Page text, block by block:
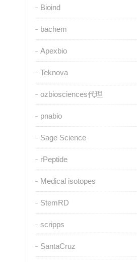
Bioind
bachem
Apexbio
Teknova
ozbiosciences代理
pnabio
Sage Science
rPeptide
Medical isotopes
StemRD
scripps
SantaCruz